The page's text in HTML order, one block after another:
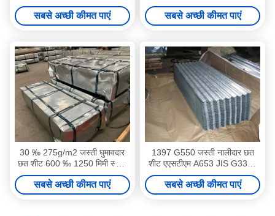
शीट
सबसे अच्छी कीमत पाएं
जस्ती नालीदार छत शीट
सबसे अच्छी कीमत पाएं
30 ‰ 275g/m2 जस्ती घुमावदार
छत शीट 600 ‰ 1250 मिमी स्टील
छत पैनल
सबसे अच्छी कीमत पाएं
1397 G550 जस्ती नालीदार छत
शीट एएसटीएम A653 JIS G3302
पूर्ण हार्ड के रूप में
सबसे अच्छी कीमत पाएं